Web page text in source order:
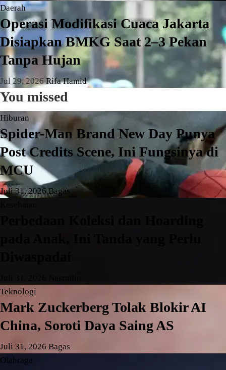
Daerah
Operasi Modifikasi Cuaca Jakarta
Disiapkan BMKG Saat 2–3 Pekan
Tanpa Hujan
Jul 29, 2026Rifa Hamid
You missed
Hiburan
Spider-Man Brand New Day Punya
Post Credits Scene, Ini Fungsinya di
MCU
Juli 31, 2026Bagas
Teknologi
Mark Zuckerberg Tolak Blokir AI
China, Soroti Daya Saing AS
Juli 31, 2026 Bagas
Olahraga